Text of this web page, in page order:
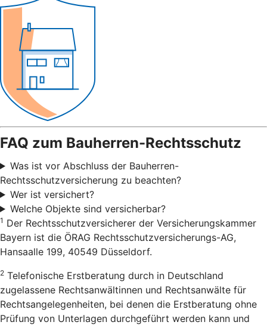
FAQ zum Bauherren-Rechtsschutz
Was ist vor Abschluss der Bauherren-
Rechtsschutzversicherung zu beachten?
Wer ist versichert?
Welche Objekte sind versicherbar?
1 Der Rechtsschutzversicherer der Versicherungskammer
Bayern ist die ÖRAG Rechtsschutzversicherungs-AG,
Hansaalle 199, 40549 Düsseldorf.
2 Telefonische Erstberatung durch in Deutschland
zugelassene Rechtsanwältinnen und Rechtsanwälte für
Rechtsangelegenheiten, bei denen die Erstberatung ohne
Prüfung von Unterlagen durchgeführt werden kann und